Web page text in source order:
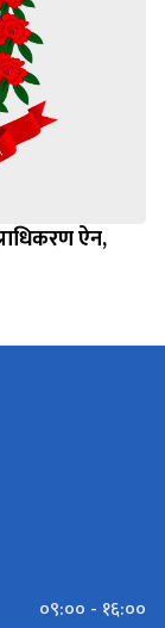
ऐन,
०९:०० - १६:००